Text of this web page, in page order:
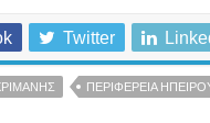
Twitter
ΠΕΡΙΦΕΡΕΙΑ